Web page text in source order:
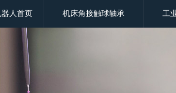
人首页 机床角接触球轴承 工